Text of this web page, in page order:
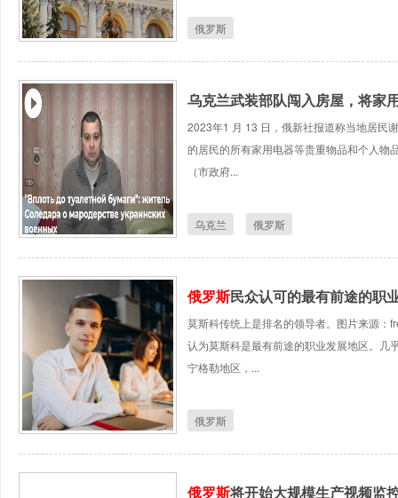
俄罗斯
乌克兰武装部队闯入房屋，将家
2023年1 月 13 日，俄新社报道称当地居民
的居民的所有家用电器等贵重物品和个人物
（市政府...
乌克兰 俄罗斯
俄罗斯民众认可的最有前途的职
莫斯科传统上是排名的领导者。图片来源：
认为莫斯科是最有前途的职业发展地区。几
宁格勒地区，...
俄罗斯
俄罗斯将开始大规模生产视频监